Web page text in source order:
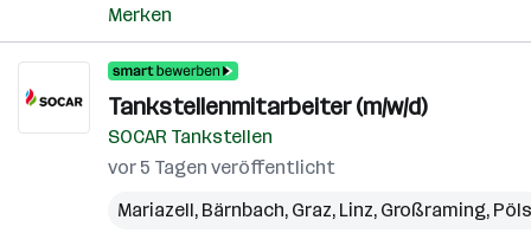
Merken
Tankstellenmitarbeiter (m/w/d)
SOCAR Tankstellen
vor 5 Tagen veröffentlicht
Mariazell, Bärnbach, Graz, Linz, Großraming,